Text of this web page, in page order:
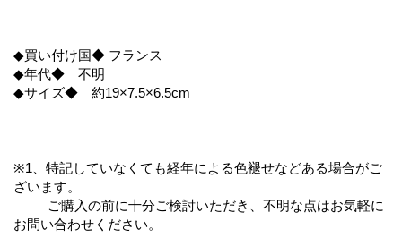
◆買い付け国◆ フランス
◆年代◆ 不明
◆サイズ◆ 約19×7.5×6.5cm
※1、特記していなくても経年による色褪せなどある場合がご
ざいます。
ご購入の前に十分ご検討いただき、不明な点はお気軽に
お問い合わせください。